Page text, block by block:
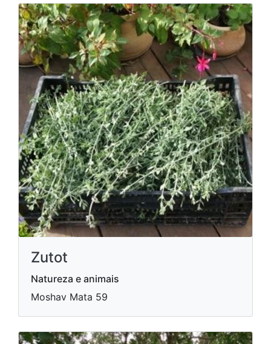
Zutot
Natureza e animais
Moshav Mata 59